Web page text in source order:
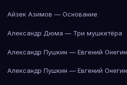
Айзек Азимов — Основание
Александр Дюма — Три мушкетёра
Александр Пушкин — Евгений Онегин
Александр Пушкин — Евгений Онегин